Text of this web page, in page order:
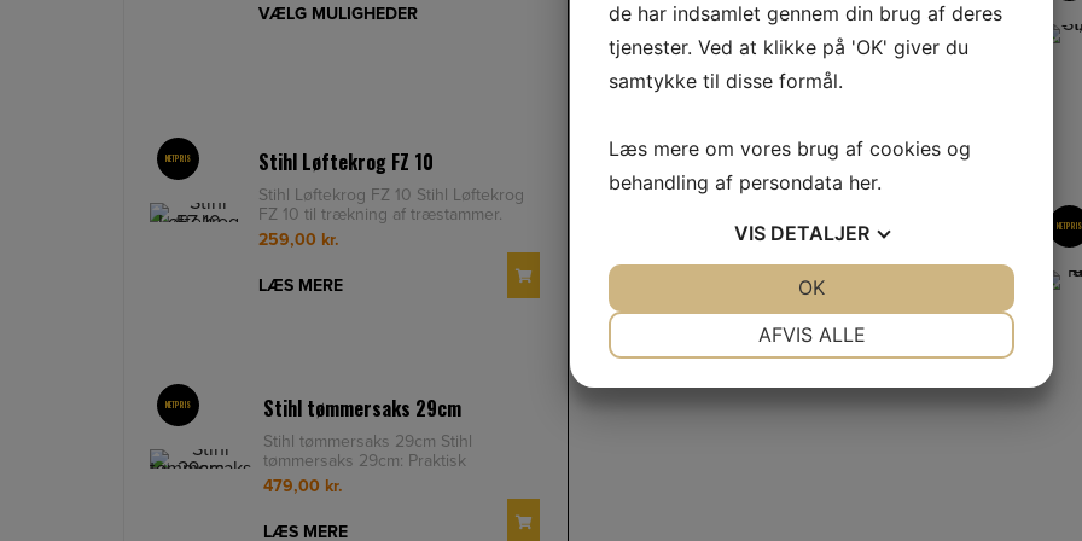
VÆLG MULIGHEDER
NETPRIS Stihl Løftekrog FZ 10
Stihl Løftekrog FZ 10 Stihl Løftekrog
FZ 10 til trækning af træstammer.
Nem at hugge fast i stammen
259,00 kr.
LÆS MERE
NETPRIS Stihl tømmersaks 29cm
Stihl tømmersaks 29cm Stihl
tømmersaks 29cm: Praktisk
tømmersaks til flytning af stammer.
Vinklet h
479,00 kr.
LÆS MERE
indeholder tændrør, luftfilter
159,00 kr.
LÆS MERE
NETPRIS
de har indsamlet gennem din brug af deres
tjenester. Ved at klikke på 'OK' giver du
samtykke til disse formål.
Læs mere om vores brug af cookies og
behandling af persondata her.
VIS DETALJER
AFVIS ALLE
OK